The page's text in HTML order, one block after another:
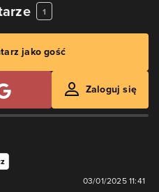
1
jako gość
Zaloguj się
03/01/2025 11:41